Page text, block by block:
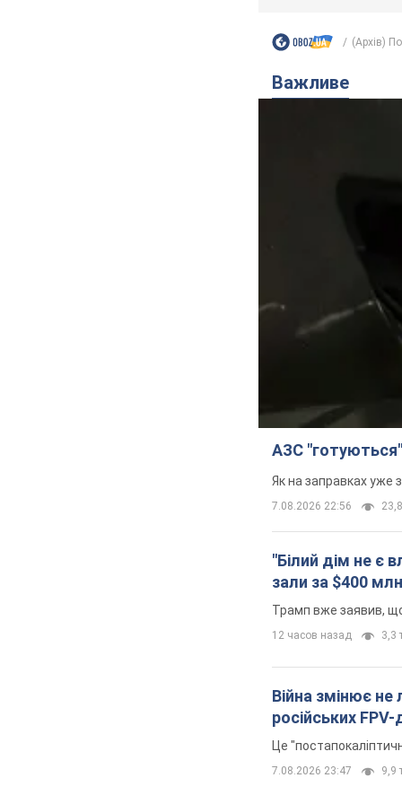
(Архів)
Важливе
АЗС "готуються"
Як на заправках уже
7.08.2026 22:56
"Білий дім не є
зали за $400 млн
Трамп вже заявив,
12 часов назад 3,3
Війна змінює
російських
Це
7.08.2026 23:47 9,9